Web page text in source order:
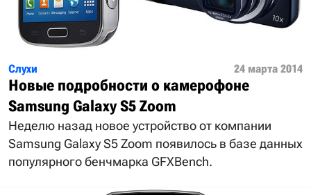
Слухи 24 марта 2014
Новые подробности о камерофоне
Samsung Galaxy S5 Zoom
Неделю назад новое устройство от компании
Samsung Galaxy S5 Zoom появилось в базе данных
популярного бенчмарка GFXBench.